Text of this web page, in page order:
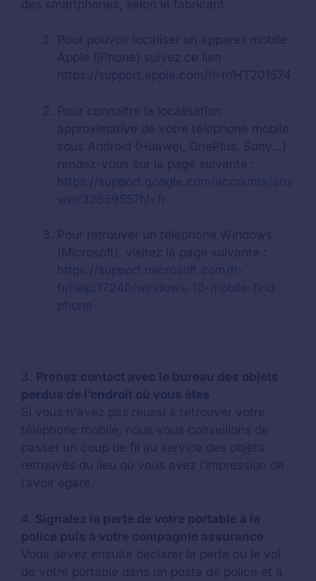
des smartphones, selon le fabricant.
Pour pouvoir localiser un appareil mobile
Apple (iPhone) suivez ce lien :
https://support.apple.com/fr-fr/HT201574
Pour connaître la localisation
approximative de votre téléphone mobile
sous Android (Huawei, OnePlus, Sony…)
rendez-vous sur la page suivante :
https://support.google.com/accounts/ans
wer/3265955?hl=fr
Pour retrouver un téléphone Windows
(Microsoft), visitez la page suivante :
https://support.microsoft.com/fr-
fr/help/17240/windows-10-mobile-find-
phone
3. Prenez contact avec le bureau des objets
perdus de l’endroit où vous êtes
Si vous n'avez pas réussi à retrouver votre
téléphone mobile, nous vous conseillons de
passer un coup de fil au service des objets
retrouvés du lieu où vous avez l’impression de
l’avoir égaré.
4. Signalez la perte de votre portable à la
police puis à votre compagnie assurance
Vous devez ensuite déclarer la perte ou le vol
de votre portable dans un poste de police et à